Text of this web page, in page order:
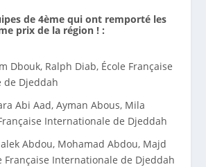
de 4ème qui ont remporté les
prix de la région ! :
Dbouk, Ralph Diab, École Française
de Djeddah
Abi Aad, Ayman Abous, Mila
Internationale de Djeddah
Abdou, Mohamad Abdou, Majd
Française Internationale de Djeddah